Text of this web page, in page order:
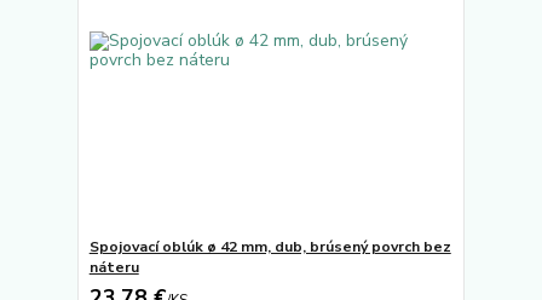
Spojovací oblúk ø 42 mm, dub, brúsený povrch bez
náteru